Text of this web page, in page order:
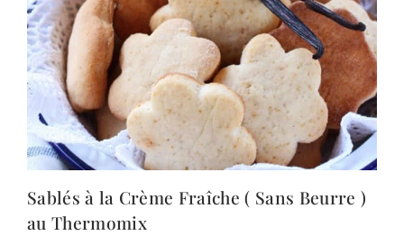
Sablés à la Crème Fraîche ( Sans Beurre )
au Thermomix